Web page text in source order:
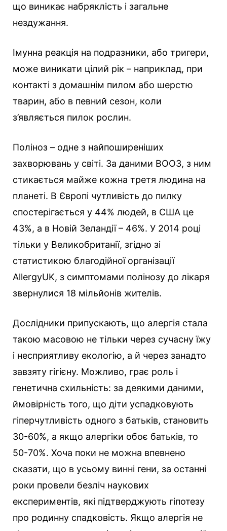
що виникає набряклість і загальне
нездужання.
Імунна реакція на подразники, або тригери,
може виникати цілий рік – наприклад, при
контакті з домашнім пилом або шерстю
тварин, або в певний сезон, коли
з’являється пилок рослин.
Поліноз – одне з найпоширеніших
захворювань у світі. За даними ВООЗ, з ним
стикається майже кожна третя людина на
планеті. В Європі чутливість до пилку
спостерігається у 44% людей, в США це
43%, а в Новій Зеландії – 46%. У 2014 році
тільки у Великобританії, згідно зі
статистикою благодійної організації
AllergyUK, з симптомами полінозу до лікаря
звернулися 18 мільйонів жителів.
Дослідники припускають, що алергія стала
такою масовою не тільки через сучасну їжу
і несприятливу екологію, а й через занадто
завзяту гігієну. Можливо, грає роль і
генетична схильність: за деякими даними,
ймовірність того, що діти успадковують
гіперчутливість одного з батьків, становить
30-60%, а якщо алергіки обоє батьків, то
50-70%. Хоча поки не можна впевнено
сказати, що в усьому винні гени, за останні
роки провели безліч наукових
експериментів, які підтверджують гіпотезу
про родинну спадковість. Якщо алергія не